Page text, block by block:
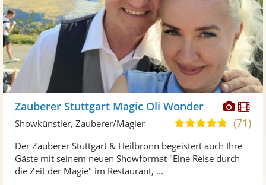
Fotos
Zauberer Stuttgart Magic Oli Wonder
4,9
5
(71)
Showkünstler, Zauberer/Magier
Der Zauberer Stuttgart & Heilbronn begeistert auch Ihre
Gäste mit seinem neuen Showformat "Eine Reise durch
die Zeit der Magie" im Restaurant, ...